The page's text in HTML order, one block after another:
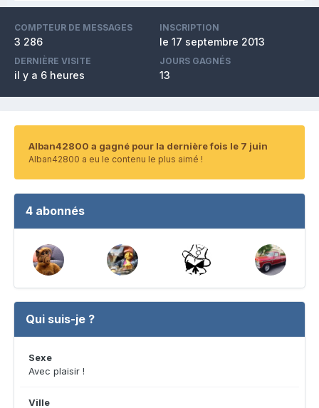
COMPTEUR DE MESSAGES
3 286
INSCRIPTION
le 17 septembre 2013
DERNIÈRE VISITE
il y a 6 heures
JOURS GAGNÉS
13
Alban42800 a gagné pour la dernière fois le 7 juin
Alban42800 a eu le contenu le plus aimé !
4 abonnés
Qui suis-je ?
Sexe
Avec plaisir !
Ville